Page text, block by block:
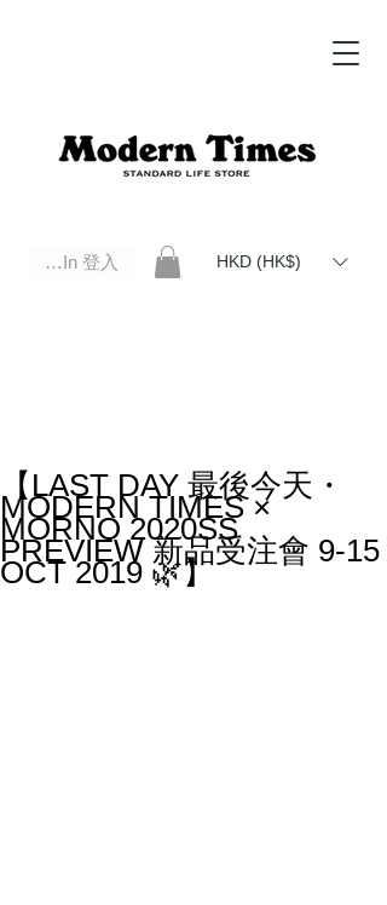
Log In 登入 HKD (HK$)
【LAST DAY 最後今天・
MODERN TIMES ×
MORNO 2020SS
PREVIEW 新品受注會 9-15
OCT 2019 🌿】